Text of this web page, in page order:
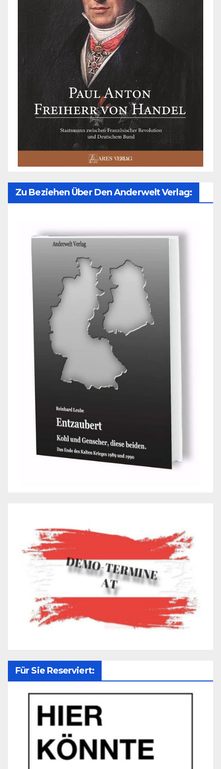
Zu Beziehen Über Den Anderwelt Verlag:
Für Sie Reserviert: